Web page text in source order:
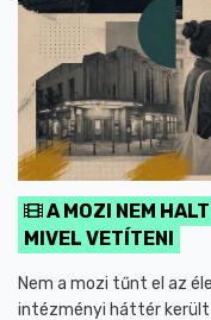
A MOZI NEM
MIVEL VETÍTENI
Nem a mozi tűnt el az
intézményi háttér került